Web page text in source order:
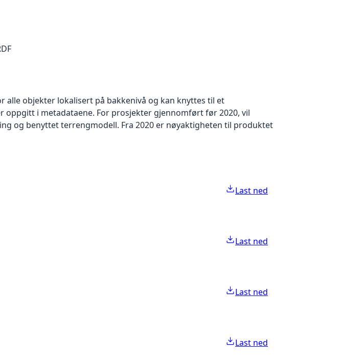
objekter lokalisert på bakkenivå og kan knyttes til et
i metadataene. For prosjekter gjennomført før 2020, vil
og benyttet terrengmodell. Fra 2020 er nøyaktigheten til produktet
Last ned
Last ned
Last ned
Last ned